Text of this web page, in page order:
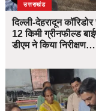
उत्तराखंड
दिल्ली-देहरादून
12 किमी ग्रीनफील्ड
डीएम ने किया निरीक्षण…